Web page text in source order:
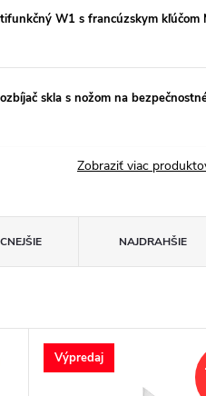
W1 s francúzskym kľúčom
skla s nožom na
Zobraziť viac
NAJDRAHŠIE
Výpredaj